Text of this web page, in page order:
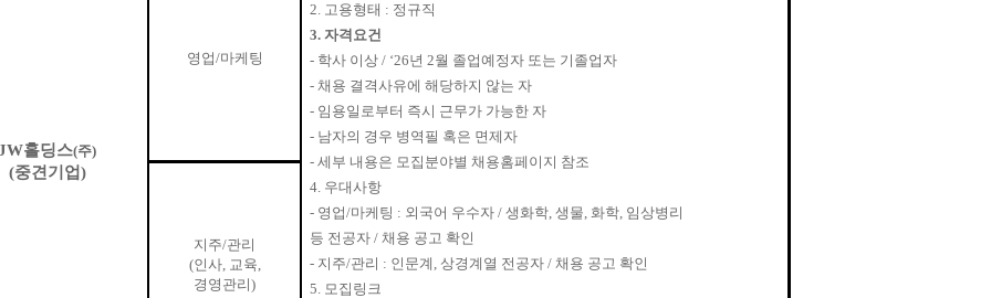
홀딩스(주)
(중견기업)
영업/마케팅
2. 고용형태 : 정규직
3. 자격요건
- 학사 이상 / ‘26년 2월 졸업예정자 또는 기졸업자
- 채용 결격사유에 해당하지 않는 자
- 임용일로부터 즉시 근무가 가능한 자
- 남자의 경우 병역필 혹은 면제자
- 세부 내용은 모집분야별 채용홈페이지 참조
4. 우대사항
- 영업/마케팅 : 외국어 우수자 / 생화학, 생물, 화학, 임상병리
등 전공자 / 채용 공고 확인
- 지주/관리 : 인문계 , 상경계열 전공자 / 채용 공고 확인
5. 모집링크
지주/관리
(인사, 교육,
경영관리)